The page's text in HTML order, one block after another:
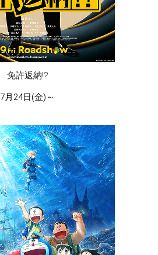
免許返納!?
7月24日(金)～